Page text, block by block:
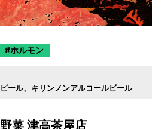
ホルモン
ール
キリンノンアルコールビール
菜 津高茶屋店